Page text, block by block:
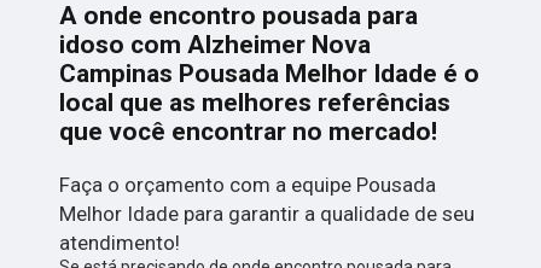
A onde encontro pousada para
idoso com Alzheimer Nova
Campinas Pousada Melhor Idade é o
local que as melhores referências
que você encontrar no mercado!
Faça o orçamento com a equipe Pousada
Melhor Idade para garantir a qualidade de seu
atendimento!